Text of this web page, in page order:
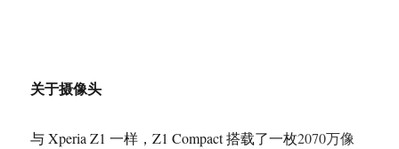
关于摄像头
与 Xperia Z1 一样，Z1 Compact 搭载了一枚2070万像